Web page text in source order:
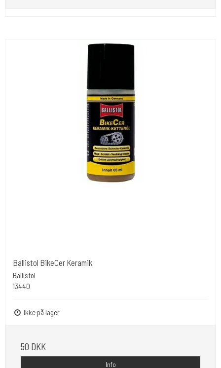
Ballistol BikeCer Keramik
Ballistol
13440
Ikke på lager
50 DKK
Info